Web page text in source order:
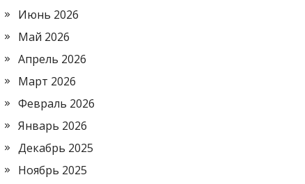
Июнь 2026
Май 2026
Апрель 2026
Март 2026
Февраль 2026
Январь 2026
Декабрь 2025
Ноябрь 2025